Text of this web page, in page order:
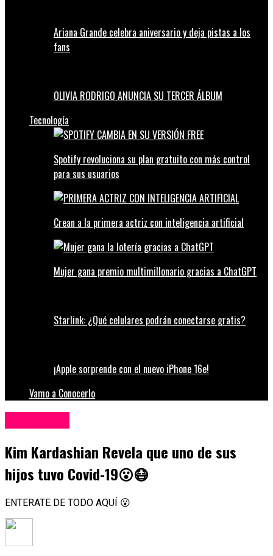
Ariana Grande celebra aniversario y deja pistas a los
fans
OLIVIA RODRIGO ANUNCIA SU TERCER ÁLBUM
Tecnología
Spotify revoluciona su plan gratuito con más control
para sus usuarios
Crean a la primera actriz con inteligencia artificial
Mujer gana premio multimillonario gracias a ChatGPT
Starlink: ¿Qué celulares podrán conectarse gratis?
¡Apple sorprende con el nuevo iPhone 16e!
Vamo a Conocerlo
Kim Kardashian Revela que uno de sus
hijos tuvo Covid-19😮😷
ENTERATE DE TODO AQUÍ 😮